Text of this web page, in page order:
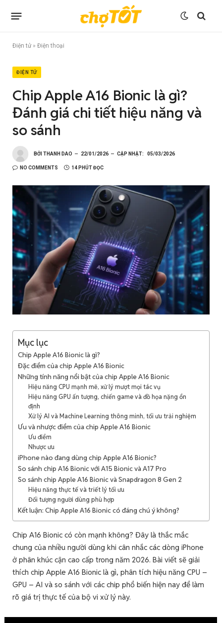
Điện tử» Điện thoại
ĐIỆN TỬ
Chip Apple A16 Bionic là gì?
Đánh giá chi tiết hiệu năng và
so sánh
BỞI THANH DAO 22/01/2026 CẬP NHẬT: 05/03/2026
NO COMMENTS 14 PHÚT ĐỌC
Mục lục
Chip Apple A16 Bionic là gì?
Đặc điểm của chip Apple A16 Bionic
Những tính năng nổi bật của chip Apple A16 Bionic
Hiệu năng CPU mạnh mẽ, xử lý mượt mọi tác vụ
Hiệu năng GPU ấn tượng, chiến game và đồ họa nặng ổn
định
Xử lý AI và Machine Learning thông minh, tối ưu trải nghiệm
Ưu và nhược điểm của chip Apple A16 Bionic
Ưu điểm
Nhược ưu
iPhone nào đang dùng chip Apple A16 Bionic?
So sánh chip A16 Bionic với A15 Bionic và A17 Pro
So sánh chip Apple A16 Bionic và Snapdragon 8 Gen 2
Hiệu năng thực tế và triết lý tối ưu
Đối tượng người dùng phù hợp
Kết luận: Chip Apple A16 Bionic có đáng chú ý không?
Chip A16 Bionic có còn mạnh không? Đây là thắc mắc
chung của nhiều người dùng khi cân nhắc các dòng iPhone
ở phân khúc cận cao cấp trong năm 2026. Bài viết sẽ giải
thích chip Apple A16 Bionic là gì, phân tích hiệu năng CPU –
GPU – AI và so sánh với các chip phổ biến hiện nay để làm
rõ giá trị thực tế của bộ vi xử lý này.